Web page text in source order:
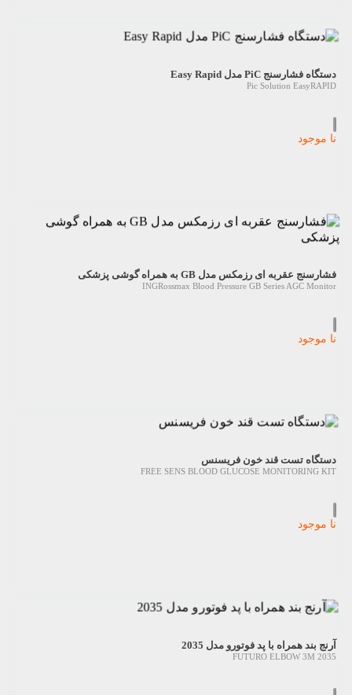
دستگاه فشارسنج PiC مدل Easy Rapid
Pic Solution EasyRAPID
نا موجود
فشارسنج عقربه‌ ای رزمکس مدل GB به همراه گوشی پزشکی
INGRossmax Blood Pressure GB Series AGC Monitor
نا موجود
دستگاه تست قند خون فریسنس
FREE SENS BLOOD GLUCOSE MONITORING KIT
نا موجود
آرنج بند همراه با پد فوتورو مدل 2035
FUTURO ELBOW 3M 2035